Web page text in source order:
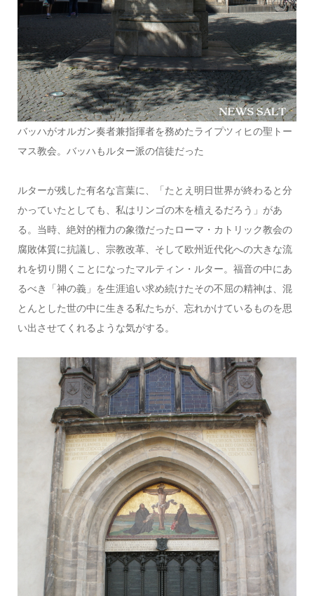
バッハがオルガン奏者兼指揮者を務めたライプツィヒの聖トー
マス教会。バッハもルター派の信徒だった
ルターが残した有名な言葉に、「たとえ明日世界が終わると分
かっていたとしても、私はリンゴの木を植えるだろう」があ
る。当時、絶対的権力の象徴だったローマ・カトリック教会の
腐敗体質に抗議し、宗教改革、そして欧州近代化への大きな流
れを切り開くことになったマルティン・ルター。福音の中にあ
るべき「神の義」を生涯追い求め続けたその不屈の精神は、混
とんとした世の中に生きる私たちが、忘れかけているものを思
い出させてくれるような気がする。